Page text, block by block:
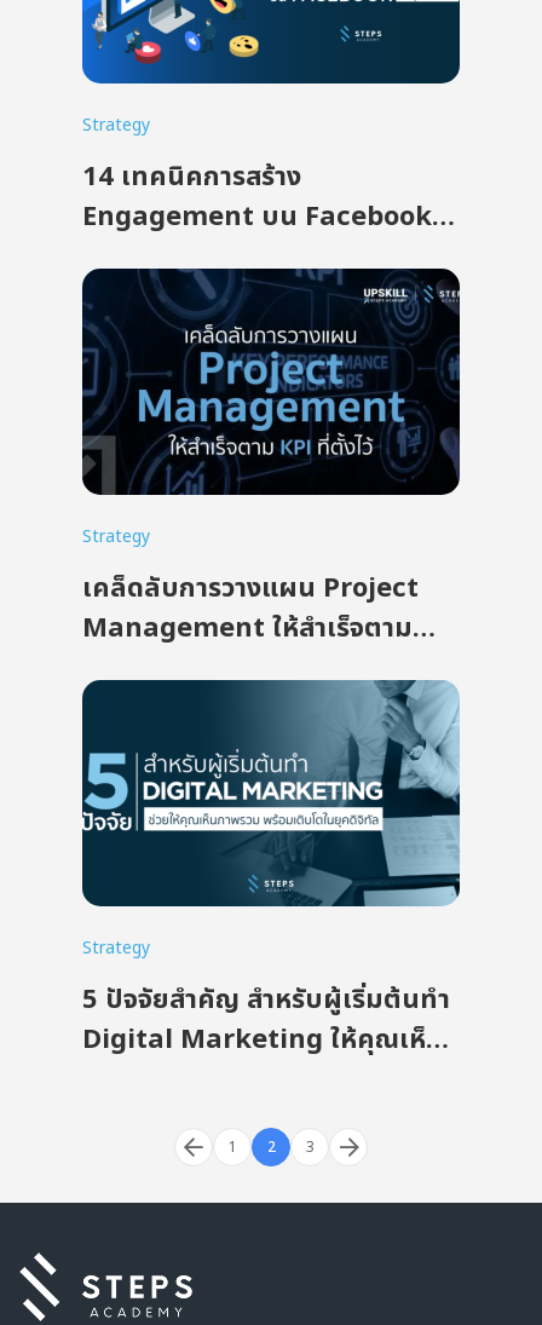
Strategy
14 เทคนิคการสร้าง
Engagement บน Facebook
Strategy
เคล็ดลับการวางแผน Project
Management ให้สำเร็จตาม
Strategy
5 ปัจจัยสำคัญ สำหรับผู้เริ่มต้นทำ
Digital Marketing ให้คุณเห็น
1 2 3